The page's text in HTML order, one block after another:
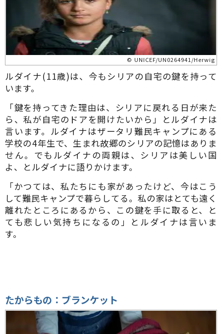
© UNICEF/UN0264941/Herwig
ルダイナ(11歳)は、今もシリアの自宅の鍵を持って
います。
「鍵を持ってきた理由は、シリアに戻れる日が来た
ら、私が自宅のドアを開けたいから」とルダイナは
言います。ルダイナはザータリ難民キャンプにある
学校の4年生で、生まれ故郷のシリアの記憶はありま
せん。でもルダイナの両親は、シリアは美しい国
よ、とルダイナに語りかけます。
「かつては、私たちにも家があったけど、今はこう
して難民キャンプで暮らしてる。私の家はとても遠く
離れたところにあるから、この鍵を手に取ると、と
ても悲しい気持ちになるの」とルダイナは言いま
す。
たからもの：ブランケット